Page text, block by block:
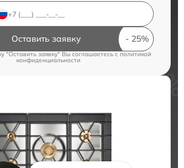
Оставить заявку
"Оставить заявку" Вы соглашаетесь c политикой
конфиденциальности